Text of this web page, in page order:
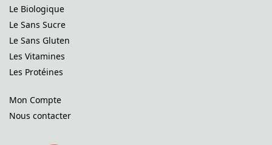
Le Biologique
Le Sans Sucre
Le Sans Gluten
Les Vitamines
Les Protéines
Mon Compte
Nous contacter